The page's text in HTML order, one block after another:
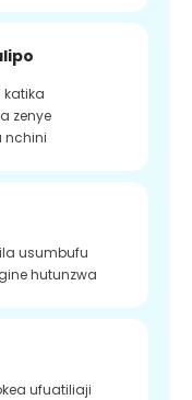
zenye
nchini
usumbufu
hutunzwa
ufuatiliaji